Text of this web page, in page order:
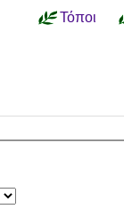
Τόποι